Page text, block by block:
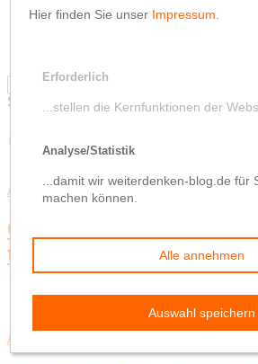
Netiquette
Schlagwort-Suchbegriff
‘Bankberater’
Aktuelles aus der Wirtschaft
Customer Support mit
the next level?
vonSandra
Aktuelles aus der Wirtschaft